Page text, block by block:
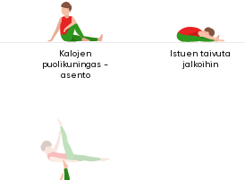
Kalojen
puolikuningas -
asento
Istuen taivuta
jalkoihin